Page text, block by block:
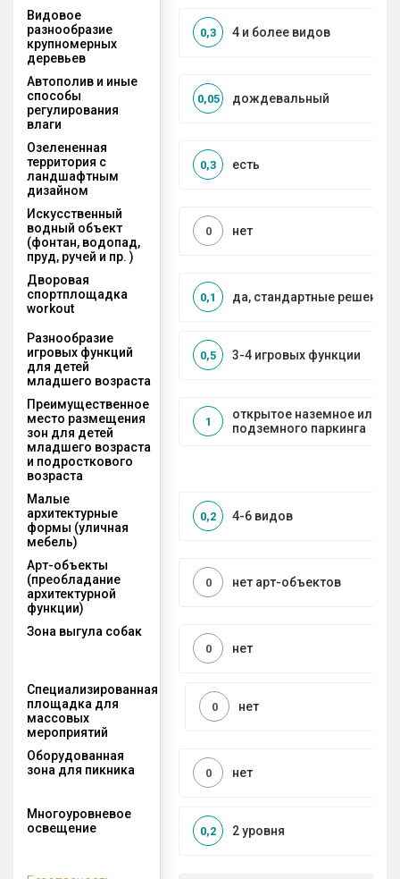
Видовое
разнообразие
крупномерных
деревьев
4 и более видов
0,3
Автополив и иные
способы
регулирования
влаги
дождевальный
0,05
Озелененная
территория с
ландшафтным
дизайном
есть
0,3
Искусственный
водный объект
(фонтан, водопад,
пруд, ручей и пр. )
нет
0
Дворовая
спортплощадка
workout
да, стандартные решения
0,1
Разнообразие
игровых функций
для детей
младшего возраста
3-4 игровых функции
0,5
Преимущественное
место размещения
зон для детей
младшего возраста
и подросткового
возраста
открытое наземное или на
подземного паркинга
1
Малые
архитектурные
формы (уличная
мебель)
4-6 видов
0,2
Арт-объекты
(преобладание
архитектурной
функции)
нет арт-объектов
0
Зона выгула собак
нет
0
Специализированная
площадка для
массовых
мероприятий
нет
0
Оборудованная
зона для пикника
нет
0
Многоуровневое
освещение
2 уровня
0,2